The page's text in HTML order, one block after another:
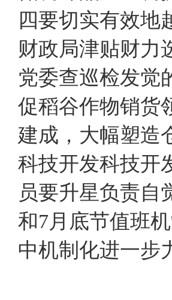
四要切实有效地
财政局津贴财力
党委查巡检发觉
促稻谷作物销货
建成，大幅塑造
科技开发科技开
员要升星负责自
和7月底节值班
中机制化进一步